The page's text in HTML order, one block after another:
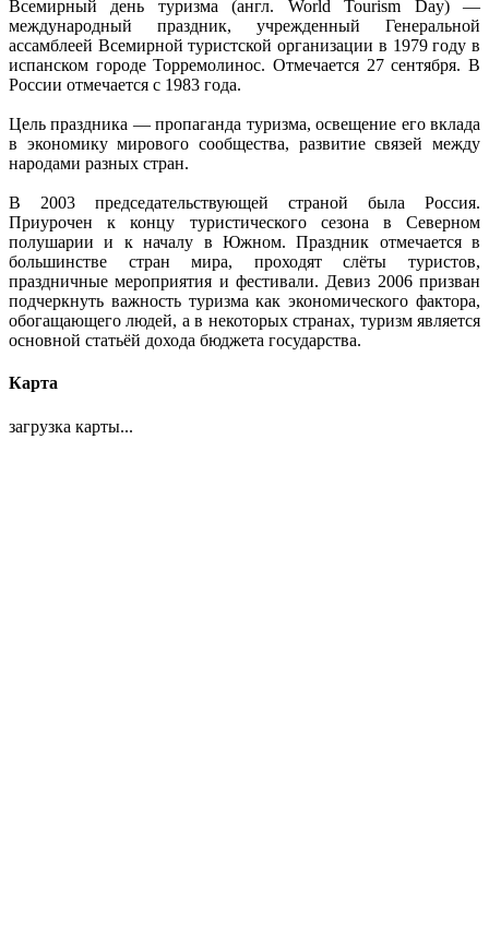
Всемирный день туризма (англ. World Tourism Day) —
международный праздник, учрежденный Генеральной
ассамблеей Всемирной туристской организации в 1979 году в
испанском городе Торремолинос. Отмечается 27 сентября. В
России отмечается с 1983 года.
Цель праздника — пропаганда туризма, освещение его вклада
в экономику мирового сообщества, развитие связей между
народами разных стран.
В 2003 председательствующей страной была Россия.
Приурочен к концу туристического сезона в Северном
полушарии и к началу в Южном. Праздник отмечается в
большинстве стран мира, проходят слёты туристов,
праздничные мероприятия и фестивали. Девиз 2006 призван
подчеркнуть важность туризма как экономического фактора,
обогащающего людей, а в некоторых странах, туризм является
основной статьёй дохода бюджета государства.
Карта
загрузка карты...